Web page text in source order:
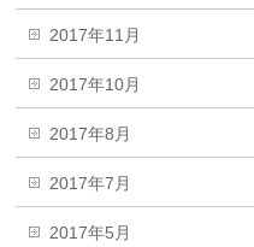
2017年11月
2017年10月
2017年8月
2017年7月
2017年5月